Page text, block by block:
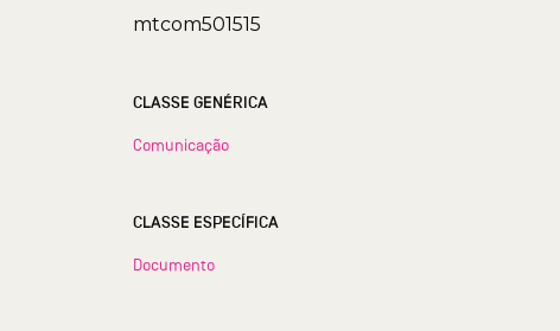
mtcom501515
CLASSE GENÉRICA
Comunicação
CLASSE ESPECÍFICA
Documento